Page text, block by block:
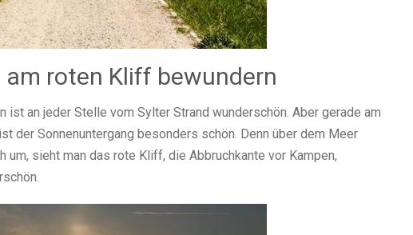
roten Kliff bewundern
ist an jeder Stelle vom Sylter Strand wunderschön. Aber gerade am
der Sonnenuntergang besonders schön. Denn über dem Meer
um, sieht man das rote Kliff, die Abbruchkante vor Kampen,